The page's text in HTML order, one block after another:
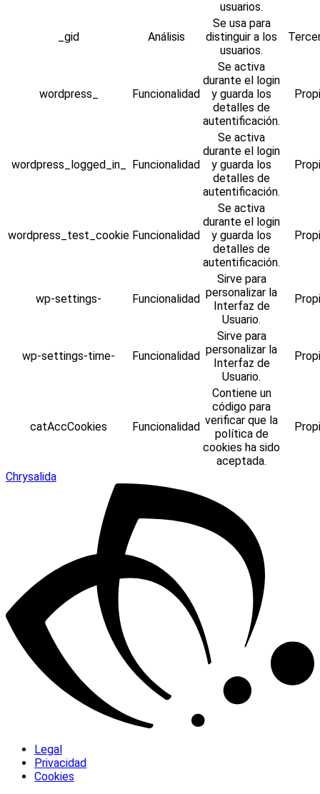
usuarios.
_gid Análisis
Se usa para
distinguir a los
usuarios.
wordpress_ Funcionalidad
Se activa
durante el login
y guarda los
detalles de
autentificación.
wordpress_logged_in_ Funcionalidad
Se activa
durante el login
y guarda los
detalles de
autentificación.
wordpress_test_cookie Funcionalidad
Se activa
durante el login
y guarda los
detalles de
autentificación.
wp-settings- Funcionalidad
Sirve para
personalizar la
Interfaz de
Usuario.
wp-settings-time- Funcionalidad
Sirve para
personalizar la
Interfaz de
Usuario.
catAccCookies Funcionalidad
Contiene un
código para
verificar que la
política de
cookies ha sido
aceptada.
Chrysalida
Legal
Privacidad
Cookies